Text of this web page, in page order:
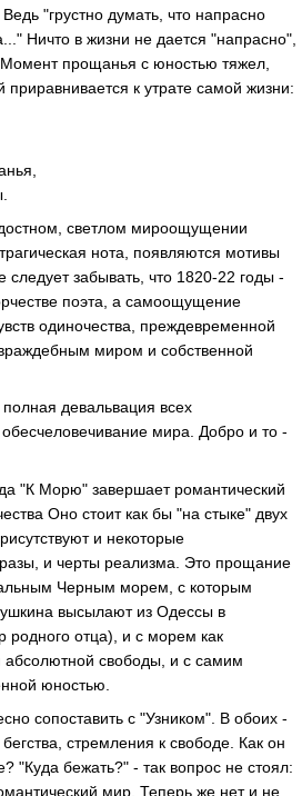
"грустно думать, что напрасно
Ничто в жизни не дается "напрасно",
прощанья с юностью тяжел,
приравнивается к утрате самой жизни:
светлом мироощущении
нота, появляются мотивы
следует забывать, что 1820-22 годы -
поэта, а самоощущение
одиночества, преждевременной
миром и собственной
полная девальвация всех
мира. Добро и то -
"К Морю" завершает романтический
Оно стоит как бы "на стыке" двух
и некоторые
и черты реализма. Это прощание
Черным морем, с которым
высылают из Одессы в
родного отца), и с морем как
свободы, и с самим
юностью.
сопоставить с "Узником". В обоих -
стремления к свободе. Как он
"Куда бежать?" - так вопрос не стоял:
мир. Теперь же нет и не